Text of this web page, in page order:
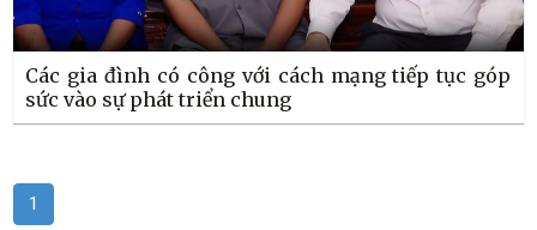
Các gia đình có công với cách mạng tiếp tục góp
sức vào sự phát triển chung
1